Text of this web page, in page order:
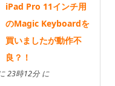
iPad Pro 11インチ用
のMagic Keyboardを
買いましたが動作不
良？！
23時12分 に